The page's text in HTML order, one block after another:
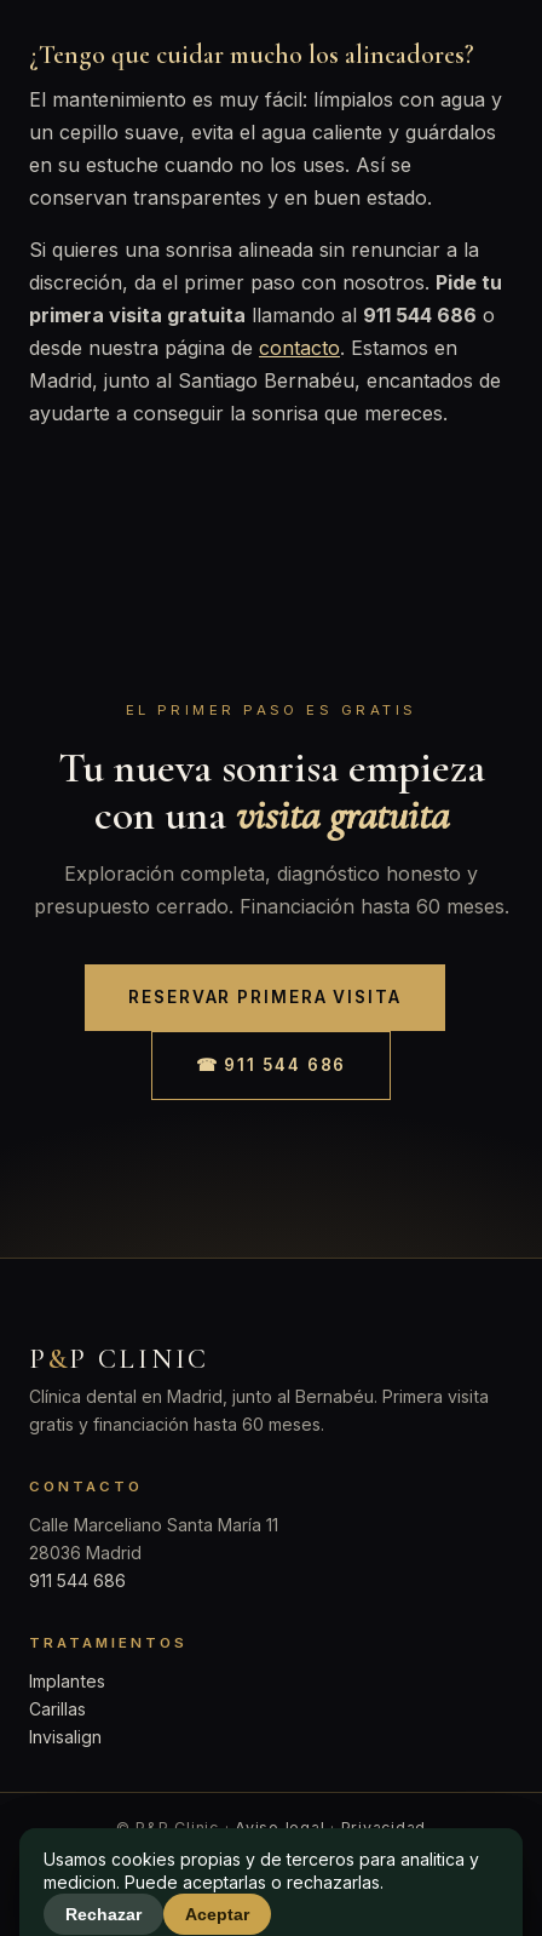
¿Tengo que cuidar mucho los alineadores?
El mantenimiento es muy fácil: límpialos con agua y
un cepillo suave, evita el agua caliente y guárdalos
en su estuche cuando no los uses. Así se
conservan transparentes y en buen estado.
Si quieres una sonrisa alineada sin renunciar a la
discreción, da el primer paso con nosotros. Pide tu
primera visita gratuita llamando al 911 544 686 o
desde nuestra página de contacto. Estamos en
Madrid, junto al Santiago Bernabéu, encantados de
ayudarte a conseguir la sonrisa que mereces.
EL PRIMER PASO ES GRATIS
Tu nueva sonrisa empieza
con unavisita gratuita
Exploración completa, diagnóstico honesto y
presupuesto cerrado. Financiación hasta 60 meses.
RESERVAR PRIMERA VISITA
☎ 911 544 686
P&P CLINIC
Clínica dental en Madrid, junto al Bernabéu. Primera visita
gratis y financiación hasta 60 meses.
CONTACTO
Calle Marceliano Santa María 11
28036 Madrid
911 544 686
TRATAMIENTOS
Implantes
Carillas
Invisalign
© P&P Clinic ·Aviso legal·Privacidad
Usamos cookies propias y de terceros para analitica y
medicion. Puede aceptarlas o rechazarlas.
Rechazar Aceptar
Usamos cookies propias y de terceros para analitica y
medicion. Puede aceptarlas o rechazarlas.
Rechazar Aceptar